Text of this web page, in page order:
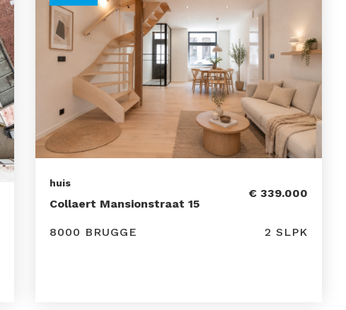
huis
Collaert Mansionstraat 15
€ 339.000
8000 BRUGGE 2 SLPK